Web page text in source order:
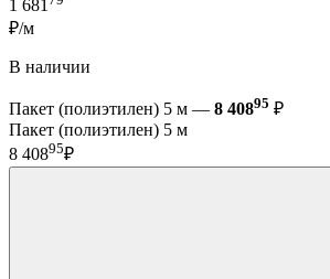
1 681
₽/м
В наличии
Пакет (полиэтилен) 5 м — 8 40895 ₽
Пакет (полиэтилен) 5 м
8 40895₽